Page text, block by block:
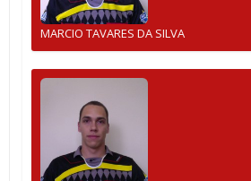
MARCIO TAVARES DA SILVA